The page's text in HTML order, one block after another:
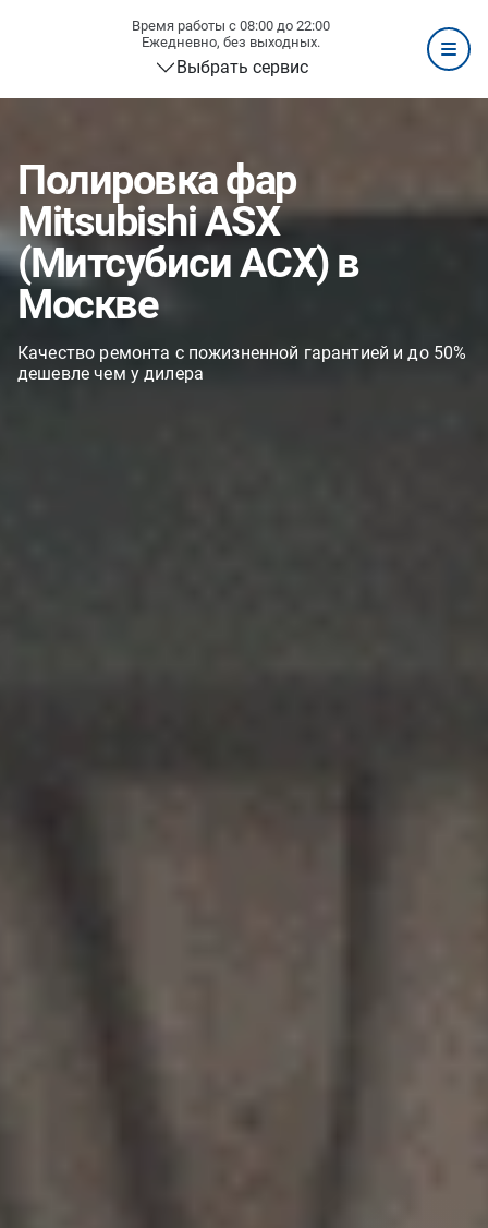
Время работы с 08:00 до 22:00
Ежедневно, без выходных.
Выбрать сервис
Полировка фар
Mitsubishi ASX
(Митсубиси АСХ) в
Москве
Качество ремонта с пожизненной гарантией и до 50%
дешевле чем у дилера